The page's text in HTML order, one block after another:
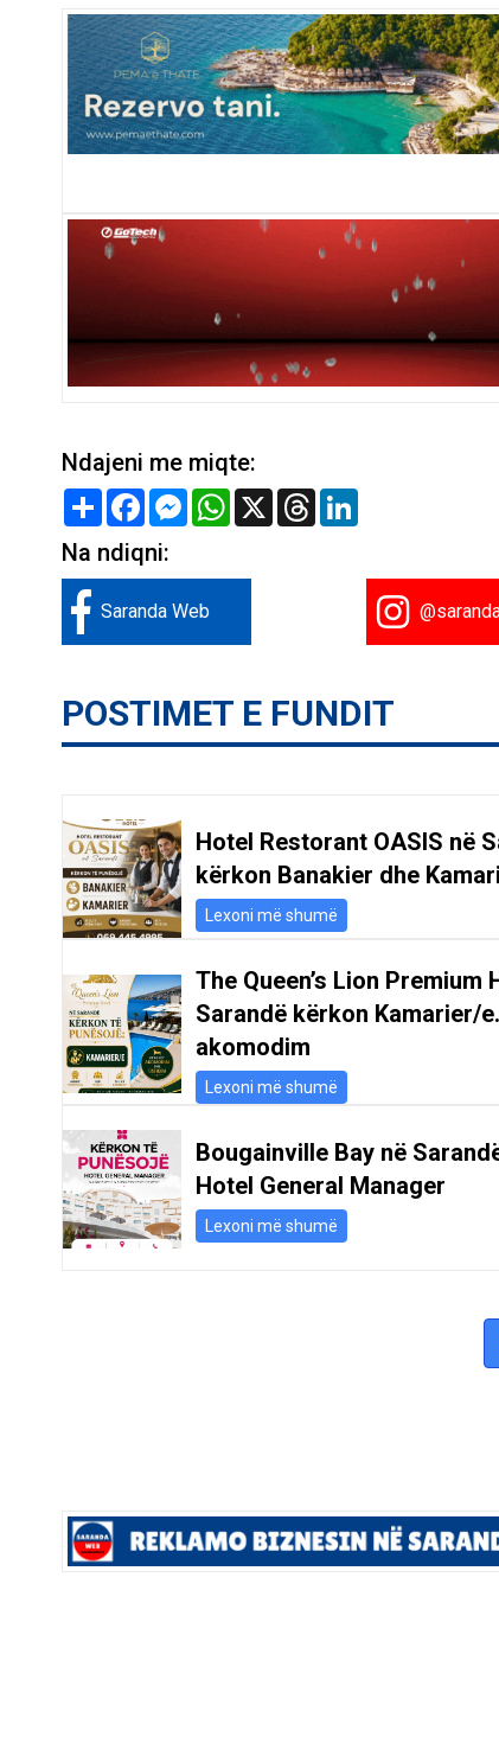
Ndajeni me miqte:
Share FacebookMessenger
WhatsApp
X Threads
Na ndiqni:
Saranda Web
POSTIMET E FUNDIT
Hotel Restorant OASIS në
kërkon Banakier dhe
Lexoni më shumë
The Queen’s Lion Premium
Sarandë kërkon Kamarier/
akomodim
Lexoni më shumë
Bougainville Bay në
Hotel General Manager
Lexoni më shumë